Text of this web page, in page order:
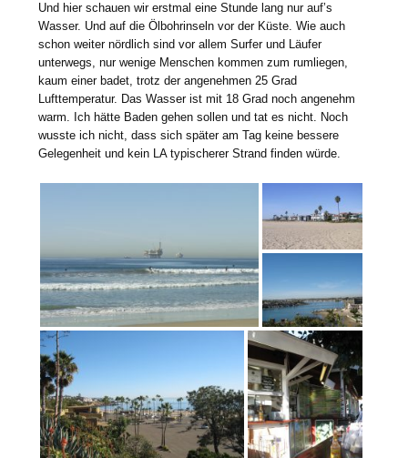
Und hier schauen wir erstmal eine Stunde lang nur auf’s
Wasser. Und auf die Ölbohrinseln vor der Küste. Wie auch
schon weiter nördlich sind vor allem Surfer und Läufer
unterwegs, nur wenige Menschen kommen zum rumliegen,
kaum einer badet, trotz der angenehmen 25 Grad
Lufttemperatur. Das Wasser ist mit 18 Grad noch angenehm
warm. Ich hätte Baden gehen sollen und tat es nicht. Noch
wusste ich nicht, dass sich später am Tag keine bessere
Gelegenheit und kein LA typischerer Strand finden würde.